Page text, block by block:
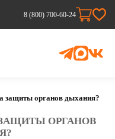
8 (800) 700-60-24
защиты органов дыхания?
ОРГАНОВ